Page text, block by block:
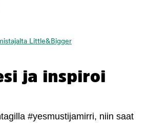
Little&Bigger
ja inspiroi
#yesmustijamirri, niin saat